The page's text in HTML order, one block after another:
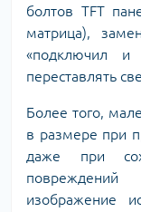
болтов TFT
матрица),
«подключил и
переставлять
Более того,
в размере при
даже при
изображение